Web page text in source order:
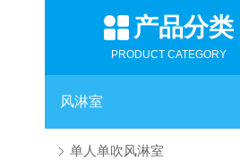
产品分类
PRODUCT CATEGORY
风淋室
单人单吹风淋室